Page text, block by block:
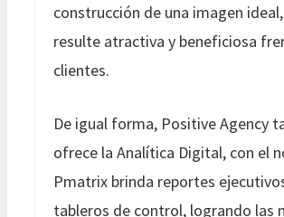
construcción de una imagen
resulte atractiva y beneficiosa
clientes.
De igual forma, Positive Agency
ofrece la Analítica Digital, con el
Pmatrix brinda reportes
tableros de control, logrando las